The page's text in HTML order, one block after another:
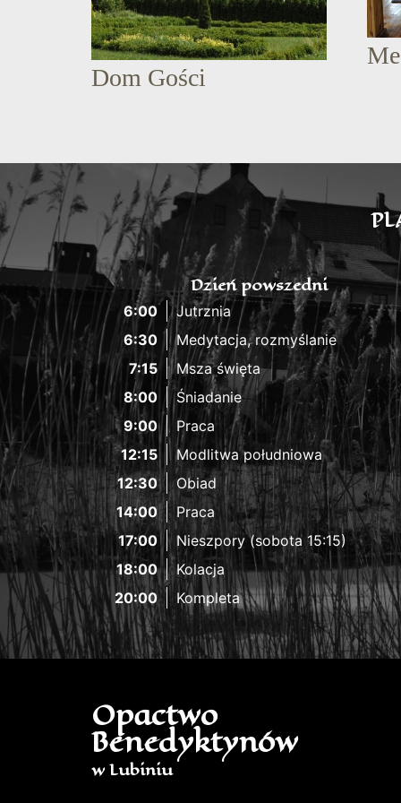
Dom Gości
Dzień powszedni
6:00
Jutrznia
6:30
Medytacja, rozmyślanie
7:15
Msza święta
8:00
Śniadanie
9:00
Praca
12:15
Modlitwa południowa
12:30
Obiad
14:00
Praca
17:00
Nieszpory (sobota 15:15)
18:00
Kolacja
20:00
Kompleta
Opactwo
Benedyktynów
w Lubiniu